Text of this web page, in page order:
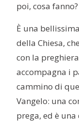
poi, cosa
È una
della Chiesa,
con la
accompagna i
cammino di
Vangelo: una
prega, ed è